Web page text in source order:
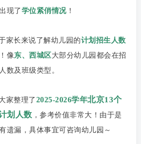
现了学位紧俏情况！
家长来说了解幼儿园的计划 招生人数
像东、西城区大部分幼儿园都会在招
数及班级类型。
家整理了2025-2026学年北京13个
划人数 ，参考价值非常大！由于是
遗漏，具体事宜可咨询幼儿园～